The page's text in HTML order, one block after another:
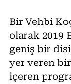
Bir Vehbi
olarak 2019
geniş bir
yer veren
içeren